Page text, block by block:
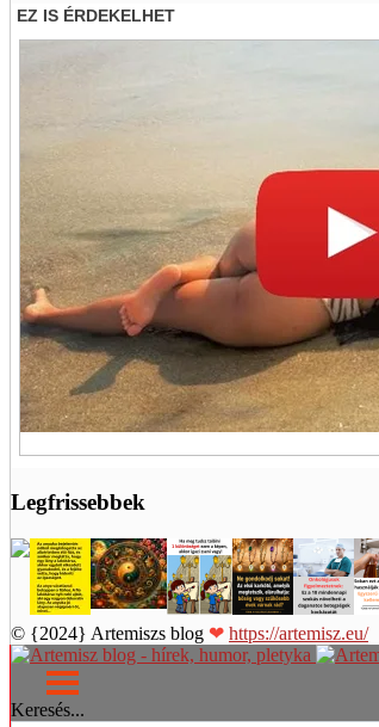
Legfrissebbek
© {2024} Artemiszs blog ❤ https://artemisz.eu/
Keresés...